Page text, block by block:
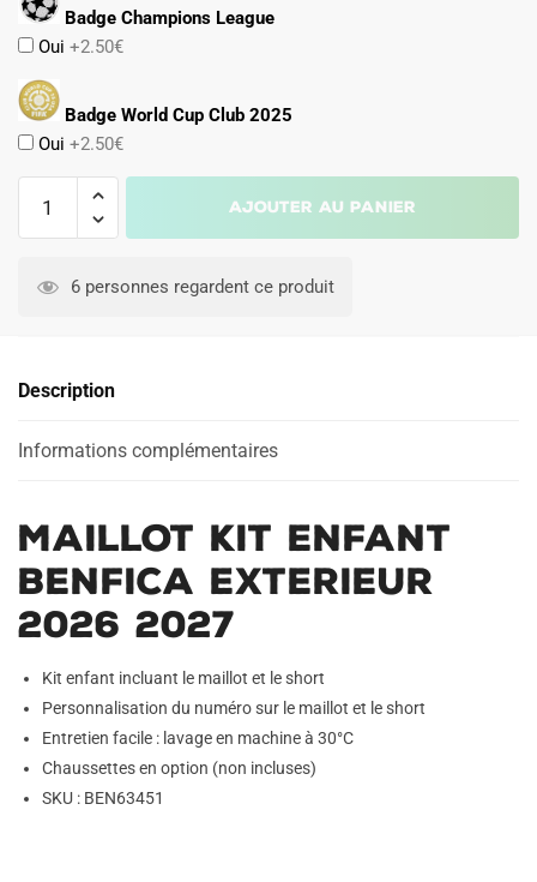
Badge Champions League
Oui +2.50€
Badge World Cup Club 2025
Oui +2.50€
2026
Ajouter au panier
n
t
e
:
6 personnes regardent ce produit
Description
Informations complémentaires
Maillot Kit Enfant
Benfica Exterieur
2026 2027
Kit enfant incluant le maillot et le short
Personnalisation du numéro sur le maillot et le short
Entretien facile : lavage en machine à 30°C
Chaussettes en option (non incluses)
SKU : BEN63451